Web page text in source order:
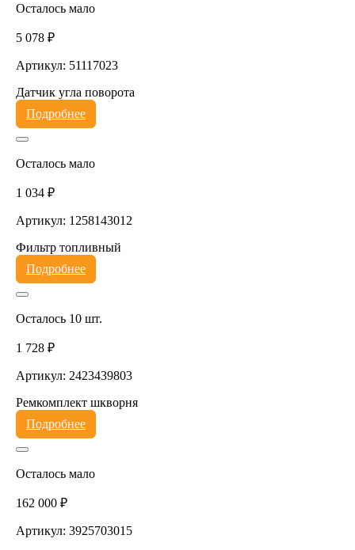
Осталось мало
5 078 ₽
Артикул: 51117023
Датчик угла поворота
Подробнее
Осталось мало
1 034 ₽
Артикул: 1258143012
Фильтр топливный
Подробнее
Осталось 10 шт.
1 728 ₽
Артикул: 2423439803
Ремкомплект шкворня
Подробнее
Осталось мало
162 000 ₽
Артикул: 3925703015